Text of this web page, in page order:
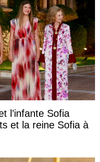
l’infante Sofia
et la reine Sofia à